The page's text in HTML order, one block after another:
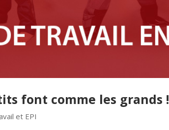
font comme les grands !
et EPI